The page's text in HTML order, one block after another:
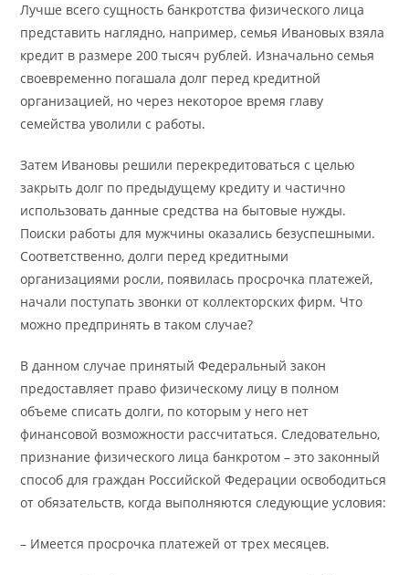
Лучше всего сущность банкротства физического лица
представить наглядно, например, семья Ивановых взяла
кредит в размере 200 тысяч рублей. Изначально семья
своевременно погашала долг перед кредитной
организацией, но через некоторое время главу
семейства уволили с работы.
Затем Ивановы решили перекредитоваться с целью
закрыть долг по предыдущему кредиту и частично
использовать данные средства на бытовые нужды.
Поиски работы для мужчины оказались безуспешными.
Соответственно, долги перед кредитными
организациями росли, появилась просрочка платежей,
начали поступать звонки от коллекторских фирм. Что
можно предпринять в таком случае?
В данном случае принятый Федеральный закон
предоставляет право физическому лицу в полном
объеме списать долги, по которым у него нет
финансовой возможности рассчитаться. Следовательно,
признание физического лица банкротом – это законный
способ для граждан Российской Федерации освободиться
от обязательств, когда выполняются следующие условия:
– Имеется просрочка платежей от трех месяцев.